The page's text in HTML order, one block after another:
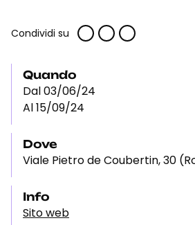
Condividi su
Quando
Dal 03/06/24
Al 15/09/24
Dove
Viale Pietro de Coubertin, 30
Info
Sito web